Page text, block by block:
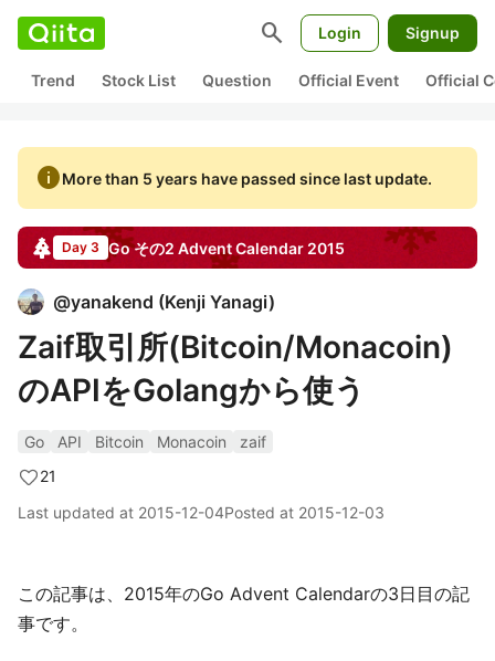
search Login Signup
Trend Stock List Question Official Event Official
infoMore than 5 years have passed since last update.
Day 3 Go その2 Advent Calendar 2015
@yanakend (Kenji Yanagi)
Zaif取引所(Bitcoin/Monacoin)
のAPIをGolangから使う
Go API Bitcoin Monacoin
zaif
21
Last updated at 2015-12-04Posted at 2015-12-03
この記事は、2015年のGo Advent Calendarの3日目の記
事です。